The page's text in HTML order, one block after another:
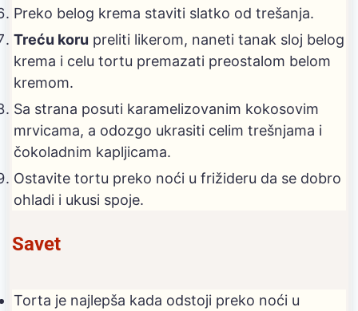
Preko belog krema staviti slatko od trešanja.
Treću koru preliti likerom, naneti tanak sloj belog
krema i celu tortu premazati preostalom belom
kremom.
Sa strana posuti karamelizovanim kokosovim
mrvicama, a odozgo ukrasiti celim trešnjama i
čokoladnim kapljicama.
Ostavite tortu preko noći u frižideru da se dobro
ohladi i ukusi spoje.
Savet
Torta je najlepša kada odstoji preko noći u